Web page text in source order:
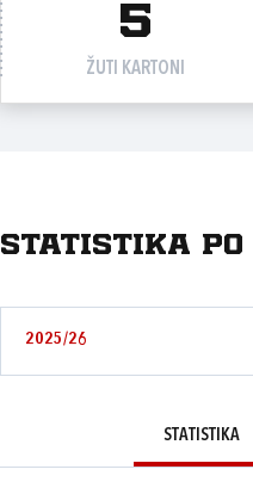
5
ŽUTI KARTONI
Statistika po
2025/26
STATISTIKA